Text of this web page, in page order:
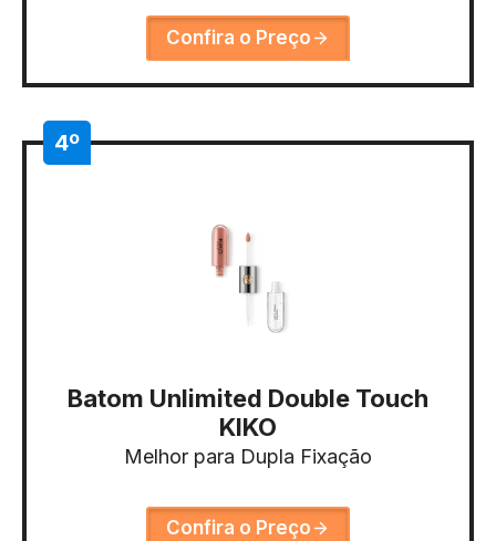
Confira o Preço
4º
Batom Unlimited Double Touch
KIKO
Melhor para Dupla Fixação
Confira o Preço